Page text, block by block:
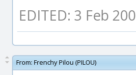
EDITED: 3 Feb
From: Frenchy Pilou (PILOU)